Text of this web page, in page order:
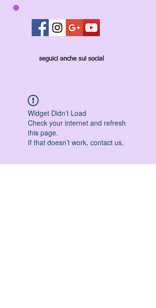
seguici anche sui social
Widget Didn’t Load
Check your internet and refresh
this page.
If that doesn’t work, contact us.